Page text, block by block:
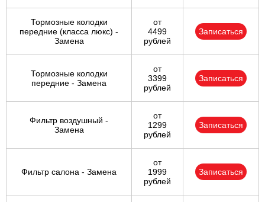
Тормозные колодки
передние (класса люкс) -
Замена
от
4499
рублей
Записаться
Тормозные колодки
передние - Замена
от
3399
рублей
Записаться
Фильтр воздушный -
Замена
от
1299
рублей
Записаться
Фильтр салона - Замена
от
1999
рублей
Записаться